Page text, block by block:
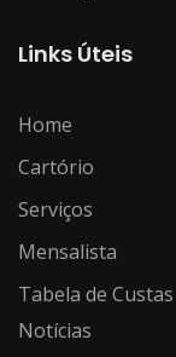
Links Úteis
Home
Cartório
Serviços
Mensalista
Tabela de Custas
Notícias